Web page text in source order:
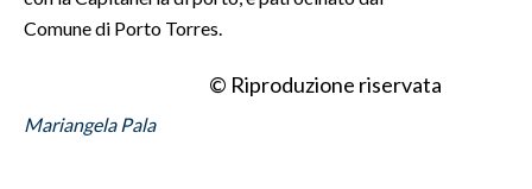
Comune di Porto Torres.
© Riproduzione riservata
Mariangela Pala